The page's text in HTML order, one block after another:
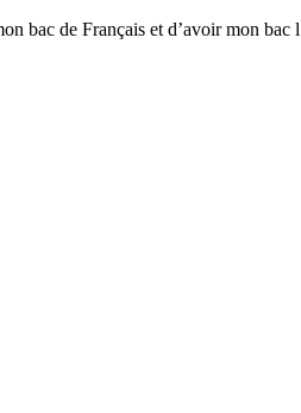
bac de Français et d’avoir mon bac